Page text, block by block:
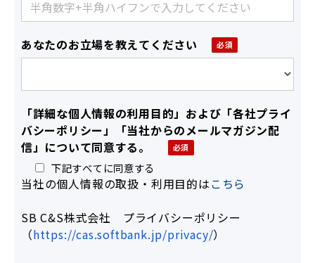
あなたのお立場を教えてください
「詳細な個人情報の利用目的」および「各社プライ
バシーポリシー」「当社からのメールマガジン配
信」について同意する。
下記すべてに同意する
当社の個人情報の取扱・利用目的はこちら
SB C&S株式会社 プライバシーポリシー
（https://cas.softbank.jp/privacy/）